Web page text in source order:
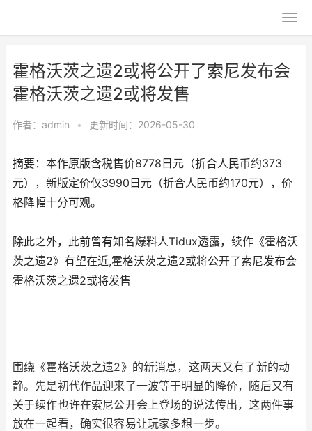
霍格沃茨之遗2或将公开了索尼发布会
霍格沃茨之遗2或将发售
作者： admin • 更新时间：2026-05-30
摘要：本作原版含税售价8778日元（折合人民币约373
元），新版定价仅3990日元（折合人民币约170元），价
格降幅十分可观。
除此之外，此前曾有知名爆料人Tidux透露，续作《霍格沃
茨之遗2》有望在近,霍格沃茨之遗2或将公开了索尼发布会
霍格沃茨之遗2或将发售
围绕《霍格沃茨之遗2》的新消息，这两天又有了新的动
静。先是初代作品迎来了一波等于明显的降价，随后又有
关于续作也许在索尼公开会上登场的说法传出，这两件事
放在一起看，确实很容易让玩家多想一步。